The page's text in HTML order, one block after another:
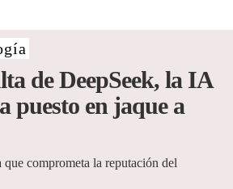
de DeepSeek, la IA
puesto en jaque a
comprometa la reputación del